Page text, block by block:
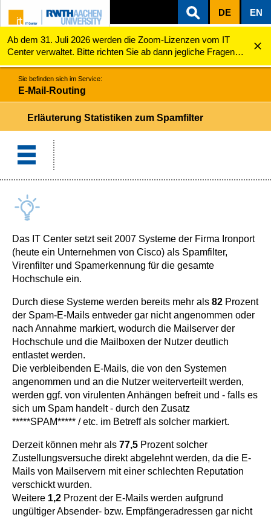
ZUM INHALTSBEREICH
ZUR HAUPTNAVIGATION
ZUR SUCHE
DE EN
Ab dem 31. Juli 2026 werden die Zoom-Lizenzen vom IT
Center verwaltet. Bitte richten Sie ab dann jegliche Fragen
zu den Zoom-Lizenzen (z.B. Probleme mit dem Login) an
servicedesk@itc.rwth-aachen.de.
E-Mail-Routing Erläuterung Statistiken zum Spamfilter
Sie befinden sich im Service:
E-Mail-Routing
Erläuterung Statistiken zum Spamfilter
Das IT Center setzt seit 2007 Systeme der Firma Ironport
(heute ein Unternehmen von Cisco) als Spamfilter,
Virenfilter und Spamerkennung für die gesamte
Hochschule ein.
Durch diese Systeme werden bereits mehr als 82 Prozent
der Spam-E-Mails entweder gar nicht angenommen oder
nach Annahme markiert, wodurch die Mailserver der
Hochschule und die Mailboxen der Nutzer deutlich
entlastet werden.
Die verbleibenden E-Mails, die von den Systemen
angenommen und an die Nutzer weiterverteilt werden,
werden ggf. von virulenten Anhängen befreit und - falls es
sich um Spam handelt - durch den Zusatz
*****SPAM***** / etc. im Betreff als solcher markiert.
Derzeit können mehr als 77,5 Prozent solcher
Zustellungsversuche direkt abgelehnt werden, da die E-
Mails von Mailservern mit einer schlechten Reputation
verschickt wurden.
Weitere 1,2 Prozent der E-Mails werden aufgrund
ungültiger Absender- bzw. Empfängeradressen gar nicht